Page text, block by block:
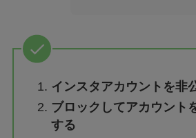
インスタアカウントを非
ブロックしてアカウント
する